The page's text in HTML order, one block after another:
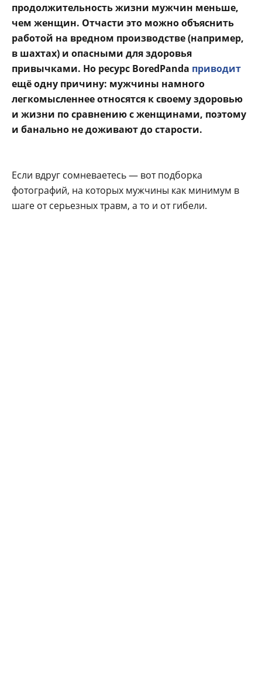
продолжительность жизни мужчин меньше,
чем женщин. Отчасти это можно объяснить
работой на вредном производстве (например,
в шахтах) и опасными для здоровья
привычками. Но ресурс BoredPanda приводит
ещё одну причину: мужчины намного
легкомысленнее относятся к своему здоровью
и жизни по сравнению с женщинами, поэтому
и банально не доживают до старости.
Если вдруг сомневаетесь — вот подборка
фотографий, на которых мужчины как минимум в
шаге от серьезных травм, а то и от гибели.